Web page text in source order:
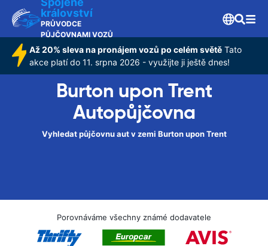
království
PRŮVODCE
PŮJČOVNAMI VOZŮ
Až 20% sleva na pronájem vozů po celém světě Tato
akce platí do 11. srpna 2026 - využijte ji ještě dnes!
Burton upon Trent
Autopůjčovna
Vyhledat půjčovnu aut v zemi Burton upon Trent
Porovnáváme všechny známé dodavatele